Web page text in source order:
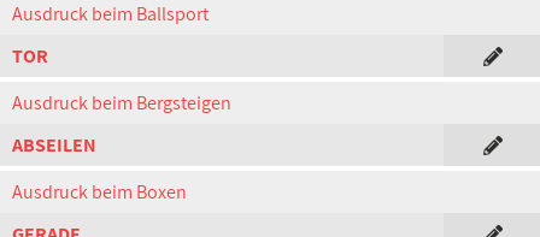
Ausdruck beim Ballsport
TOR
Ausdruck beim Bergsteigen
ABSEILEN
Ausdruck beim Boxen